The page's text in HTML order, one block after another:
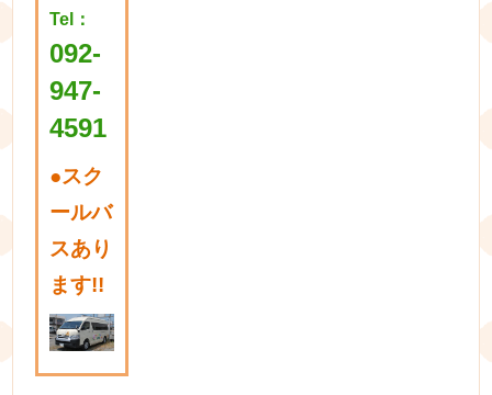
Tel：
092-
947-
4591
●スク
ールバ
スあり
ます!!